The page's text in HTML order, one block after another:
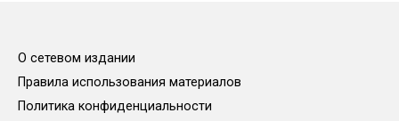
О сетевом издании
Правила использования материалов
Политика конфиденциальности